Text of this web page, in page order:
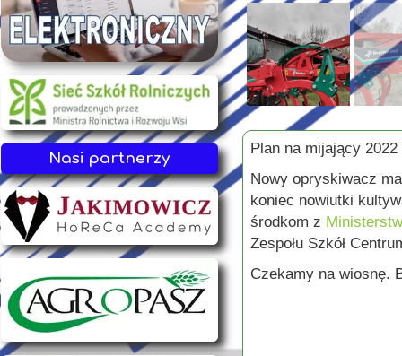
Nasi partnerzy
Plan na mijający
Nowy opryskiwacz
koniec nowiutki
środkom z
Zespołu Szkół
Czekamy na wiosnę.